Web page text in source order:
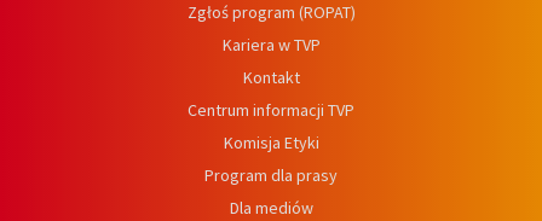
Zgłoś program (ROPAT)
Kariera w TVP
Kontakt
Centrum informacji TVP
Komisja Etyki
Program dla prasy
Dla mediów